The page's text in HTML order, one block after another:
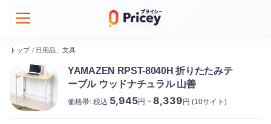
トップ / 日用品、文具
YAMAZEN RPST-8040H 折りたたみテ
ーブル ウッドナチュラル 山善
価格帯: 税込 5,945円 ~ 8,339円 (10サイト)